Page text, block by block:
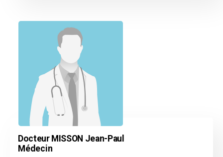
Docteur MISSON Jean-Paul
Médecin